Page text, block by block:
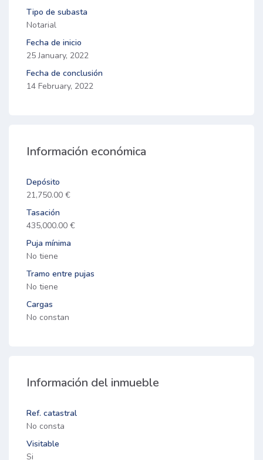
Tipo de subasta
Notarial
Fecha de inicio
25 January, 2022
Fecha de conclusión
14 February, 2022
Información económica
Depósito
21,750.00 €
Tasación
435,000.00 €
Puja mínima
No tiene
Tramo entre pujas
No tiene
Cargas
No constan
Información del inmueble
Ref. catastral
No consta
Visitable
Si